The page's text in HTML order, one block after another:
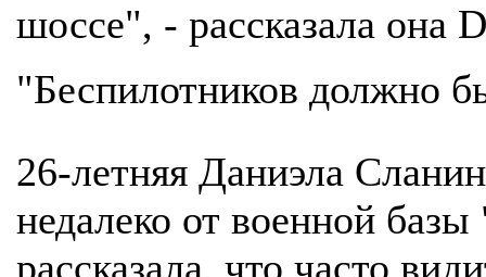
шоссе", - рассказала она
"Беспилотников должно
26-летняя Даниэла
недалеко от военной
рассказала, что часто